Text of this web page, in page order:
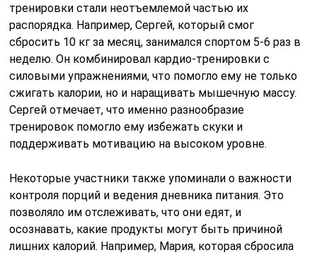
тренировки стали неотъемлемой частью их
распорядка. Например, Сергей, который смог
сбросить 10 кг за месяц, занимался спортом 5-6 раз в
неделю. Он комбинировал кардио-тренировки с
силовыми упражнениями, что помогло ему не только
сжигать калории, но и наращивать мышечную массу.
Сергей отмечает, что именно разнообразие
тренировок помогло ему избежать скуки и
поддерживать мотивацию на высоком уровне.
Некоторые участники также упоминали о важности
контроля порций и ведения дневника питания. Это
позволяло им отслеживать, что они едят, и
осознавать, какие продукты могут быть причиной
лишних калорий. Например, Мария, которая сбросила